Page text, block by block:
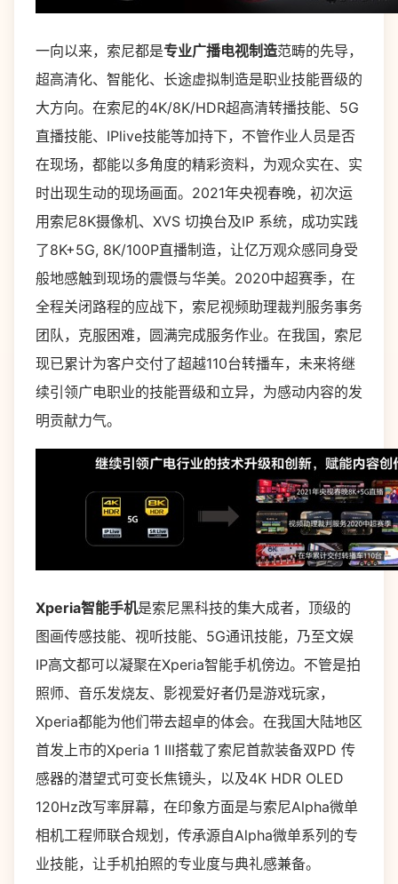
一向以来，索尼都是专业广播电视制造范畴的先导，
超高清化、智能化、长途虚拟制造是职业技能晋级的
大方向。在索尼的4K/8K/HDR超高清转播技能、5G
直播技能、IPlive技能等加持下，不管作业人员是否
在现场，都能以多角度的精彩资料，为观众实在、实
时出现生动的现场画面。2021年央视春晚，初次运
用索尼8K摄像机、XVS 切换台及IP 系统，成功实践
了8K+5G, 8K/100P直播制造，让亿万观众感同身受
般地感触到现场的震慑与华美。2020中超赛季，在
全程关闭路程的应战下，索尼视频助理裁判服务事务
团队，克服困难，圆满完成服务作业。在我国，索尼
现已累计为客户交付了超越110台转播车，未来将继
续引领广电职业的技能晋级和立异，为感动内容的发
明贡献力气。
Xperia智能手机是索尼黑科技的集大成者，顶级的
图画传感技能、视听技能、5G通讯技能，乃至文娱
IP高文都可以凝聚在Xperia智能手机傍边。不管是拍
照师、音乐发烧友、影视爱好者仍是游戏玩家，
Xperia都能为他们带去超卓的体会。在我国大陆地区
首发上市的Xperia 1 III搭载了索尼首款装备双PD 传
感器的潜望式可变长焦镜头，以及4K HDR OLED
120Hz改写率屏幕，在印象方面是与索尼Alpha微单
相机工程师联合规划，传承源自Alpha微单系列的专
业技能，让手机拍照的专业度与典礼感兼备。